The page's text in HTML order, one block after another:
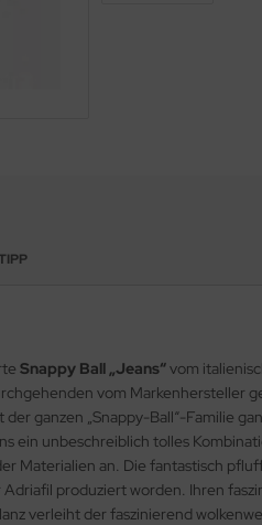
Snappy Ball „Jeans“vom
vom Markenhersteller
der ganzen „Snappy-Ball“-Familie
ein unbeschreiblich tolles
Materialien an. Die fantastisch
produziert worden. Ihren
verleiht der faszinierend